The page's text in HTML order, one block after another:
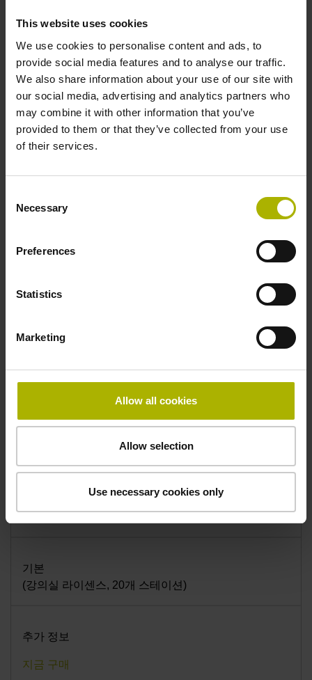
This website uses cookies
We use cookies to personalise content and ads, to
provide social media features and to analyse our traffic.
We also share information about your use of our site with
our social media, advertising and analytics partners who
may combine it with other information that you’ve
provided to them or that they’ve collected from your use
of their services.
Selection
Necessary
Preferences
Statistics
Marketing
Allow all cookies
Allow selection
Use necessary cookies only
라이선스 유형
HIT 밀링 – 3축 가공
추가 정보
HIT 밀링 – 3축 가공
단일 스테이션
지금 구매
기본
(강의실 라이센스, 20개 스테이션)
추가 정보
지금 구매